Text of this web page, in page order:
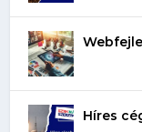
Híres